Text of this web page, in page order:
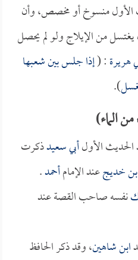
الأول منسوخ أو مخصص، وأن
يغتسل من الإيلاج ولو لم يحصل
هريرة: (إذا جلس بين شعبها
).
الماء)
الحديث الأولأبي سعيدذكرت
خديجعند الإمامأحمد.
نفسه صاحب القصة عند
ابن شاهين، وقد ذكر الحافظ